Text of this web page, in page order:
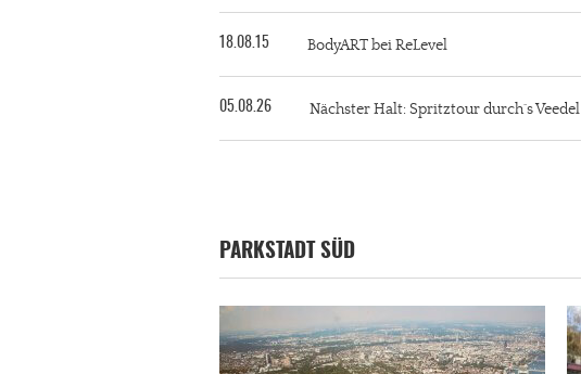
18.08.15 BodyART bei ReLevel
05.08.26 Nächster Halt: Spritztour durch´s Veedel
PARKSTADT SÜD